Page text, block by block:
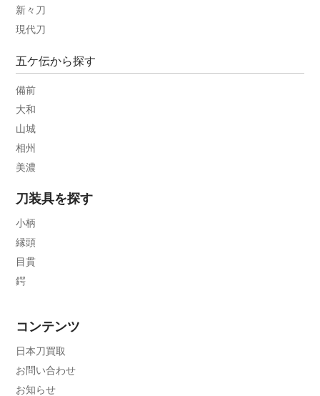
新々刀
現代刀
五ケ伝から探す
備前
大和
山城
相州
美濃
刀装具を探す
小柄
縁頭
目貫
鍔
コンテンツ
日本刀買取
お問い合わせ
お知らせ